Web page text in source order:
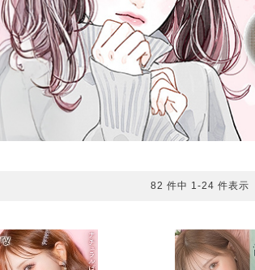
82 件中 1-24 件表示